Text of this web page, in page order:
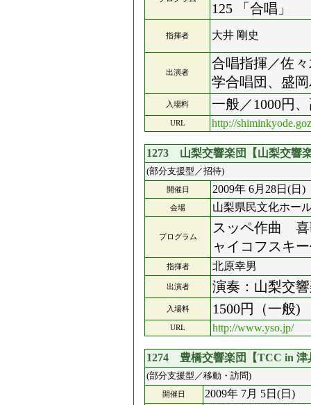
125 「合唱」
指揮者 大井 剛史
出演者
合唱指揮／佐
学合唱団、盛
入場料 一般／1000円
URL http://
1273 山梨交響楽団【山梨交響
(部分支援型／招待)
開催日 2009年 6月28日(日)
会場 山梨県民文化ホー
プログラム
スッペ作曲 喜
ャイコフス
指揮者 北原幸男
出演者 演奏：山梨交
入場料 1500円（一
URL http://www.yso.jp/
1274 豊橋交響楽団【TCC in 津
(部分支援型／移動・訪問)
開催日 2009年 7月 5日(日)